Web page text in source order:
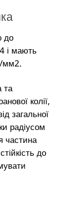
до
і мають
мм2.
та
колії,
загальної
радіусом
частина
до